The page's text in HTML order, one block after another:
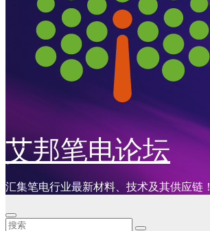
艾邦笔电论坛
汇集笔电行业最新材料、技术及其供应链！